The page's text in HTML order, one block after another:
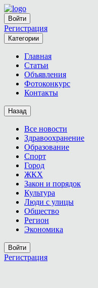
Войти
Регистрация
Категории
Главная
Статьи
Объявления
Фотоконкурс
Контакты
Назад
Все новости
Здравоохранение
Образование
Спорт
Город
ЖКХ
Закон и порядок
Культура
Люди с улицы
Общество
Регион
Экономика
Войти
Регистрация